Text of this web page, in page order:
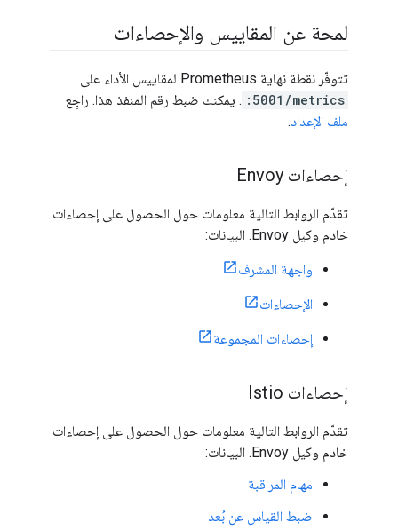
لمحة عن المقاييس والإحصاءات
تتوفّر نقطة نهاية Prometheus لمقاييس الأداء على
:5001/metrics . يمكنك ضبط رقم المنفذ هذا. راجِع
ملف الإعداد.
إحصاءات Envoy
تقدّم الروابط التالية معلومات حول الحصول على إحصاءات
خادم وكيل Envoy. البيانات:
واجهة المشرف
الإحصاءات
إحصاءات المجموعة
إحصاءات Istio
تقدّم الروابط التالية معلومات حول الحصول على إحصاءات
خادم وكيل Envoy. البيانات:
مهام المراقبة
ضبط القياس عن بُعد